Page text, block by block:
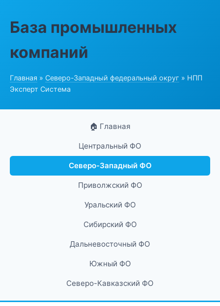
База промышленных
компаний
Главная » Северо-Западный федеральный округ » НПП
Эксперт Система
🏠 Главная
Центральный ФО
Северо-Западный ФО
Приволжский ФО
Уральский ФО
Сибирский ФО
Дальневосточный ФО
Южный ФО
Северо-Кавказский ФО